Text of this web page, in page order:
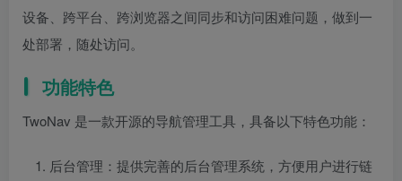
设备、跨平台、跨浏览器之间同步和访问困难问题，做到一
处部署，随处访问。
功能特色
TwoNav 是一款开源的导航管理工具，具备以下特色功能：
后台管理：提供完善的后台管理系统，方便用户进行链